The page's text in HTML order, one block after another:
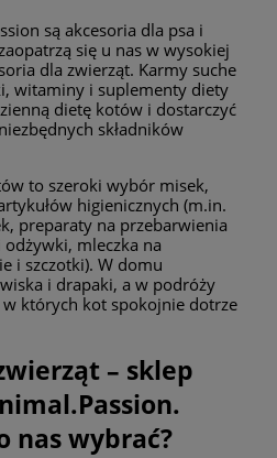
są akcesoria dla psa i
się u nas w wysokiej
dla zwierząt. Karmy suche
witaminy i suplementy diety
dietę kotów i dostarczyć
składników
to szeroki wybór misek,
higienicznych (m.in.
preparaty na przebarwienia
mleczka na
i szczotki). W domu
i drapaki, a w podróży
których kot spokojnie dotrze
– sklep
nas wybrać?